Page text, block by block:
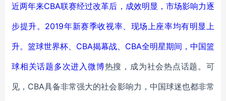
近两年来CBA联赛经过改革后，成效明显，市场影响力逐
步提升。2019年新赛季收视率、现场上座率均有明显上
升。篮球世界杯、CBA揭幕战、CBA全明星期间，中国篮
球相关话题多次进入微博热搜，成为社会热点话题。可
见，CBA具备非常强大的社会影响力，中国球迷也都非常